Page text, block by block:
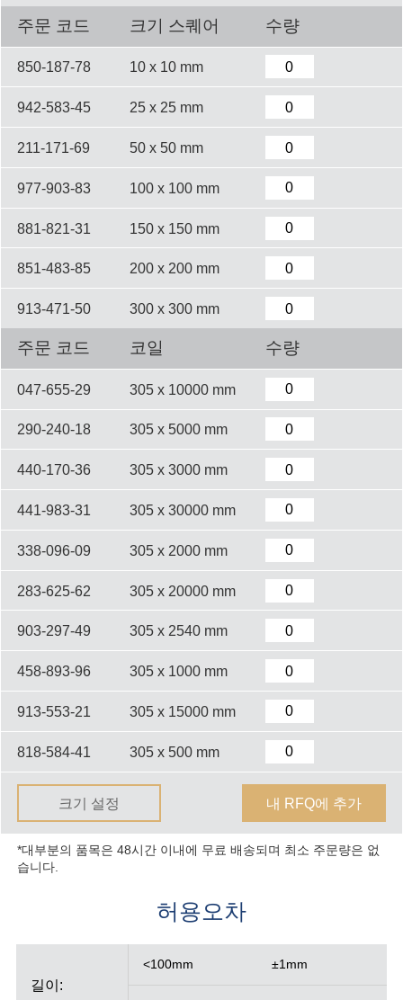
주문 코드 크기 스퀘어 수량
850-187-78 10 x 10 mm
942-583-45 25 x 25 mm
211-171-69 50 x 50 mm
977-903-83 100 x 100 mm
881-821-31 150 x 150 mm
851-483-85 200 x 200 mm
913-471-50 300 x 300 mm
주문 코드 코일 수량
047-655-29 305 x 10000 mm
290-240-18 305 x 5000 mm
440-170-36 305 x 3000 mm
441-983-31 305 x 30000 mm
338-096-09 305 x 2000 mm
283-625-62 305 x 20000 mm
903-297-49 305 x 2540 mm
458-893-96 305 x 1000 mm
913-553-21 305 x 15000 mm
818-584-41 305 x 500 mm
크기 설정 내 RFQ에 추가
*대부분의 품목은 48시간 이내에 무료 배송되며 최소 주문량은 없
습니다.
허용오차
길이:
<100mm ±1mm